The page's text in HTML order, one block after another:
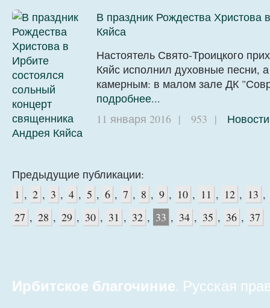
В праздник Рождества Христова
Кяйса
Настоятель Свято-Троицкого
Кяйс исполнил духовные песни,
камерным: в малом зале ДК
подробнее...
11 января 2016 | 953 | Новости
Предыдущие публикации:
1 , 2 , 3 , 4 , 5 , 6 , 7 , 8 , 9 , 10 , 11 , 12 , 13 ,
27 , 28 , 29 , 30 , 31 , 32 , 33 , 34 , 35 , 36 , 37
Ирбитское благочиние. Русская